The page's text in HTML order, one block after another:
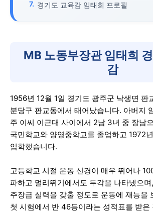
경기도 교육감 임태희 프로필
MB 노동부장관 임태희
감
1956년 12월 1일 경기도 광주군 낙생면 판
분당구 판교동에서 태어났습니다. 아버지
주 이씨 이근대 사이에서 2남 3녀 중 장남
국민학교와 양영중학교를 졸업하고 1972
입학했습니다.
고등학교 시절 운동 신경이 매우 뛰어나
파하고 멀리뛰기에서도 두각을 나타냈으
주장급 실력을 갖출 정도로 운동에 재능을
첫 시험에서 반 46등이라는 성적표를 받은